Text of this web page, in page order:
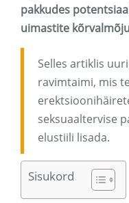
pakkudes
uimastite
Selles artiklis
ravimtaimi, mis
seksuaaltervise
elustiili lisada.
Sisukord